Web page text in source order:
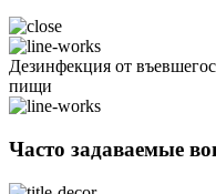
Дезинфекция от
пищи
Часто задаваемые